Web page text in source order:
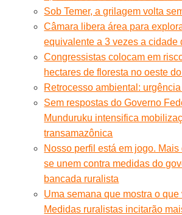
Sob Temer, a grilagem volta
Câmara libera área para
equivalente a 3 vezes a cidade
Congressistas colocam em
hectares de floresta no oeste
Retrocesso ambiental:
Sem respostas do Governo
Munduruku intensifica
transamazônica
Nosso perfil está em jogo.
se unem contra medidas do
bancada ruralista
Uma semana que mostra o que
Medidas ruralistas incitarão